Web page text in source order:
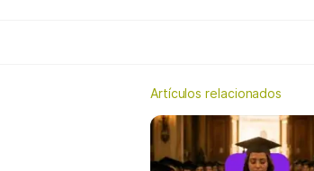
Artículos relacionados